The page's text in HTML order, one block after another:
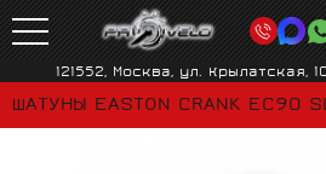
121552, Москва, ул. Крылатская, 10
ШАТУНЫ EASTON CRANK EC90